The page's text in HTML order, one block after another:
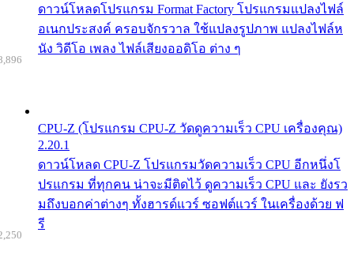
ดาวน์โหลดโปรแกรม Format Factory โปรแกรมแปลงไฟล์
อเนกประสงค์ ครอบจักรวาล ใช้แปลงรูปภาพ แปลงไฟล์ห
นัง วิดีโอ เพลง ไฟล์เสียงออดิโอ ต่าง ๆ
CPU-Z (โปรแกรม CPU-Z วัดดูความเร็ว CPU เครื่องคุณ)
2.20.1
ดาวน์โหลด CPU-Z โปรแกรมวัดความเร็ว CPU อีกหนึ่งโ
ปรแกรม ที่ทุกคน น่าจะมีติดไว้ ดูความเร็ว CPU และ ยังรว
มถึงบอกค่าต่างๆ ทั้งฮารด์แวร์ ซอฟต์แวร์ ในเครื่องด้วย ฟ
รี